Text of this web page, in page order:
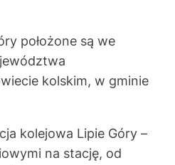
położone są we
kolskim, w gminie
kolejowa Lipie Góry –
na stację, od